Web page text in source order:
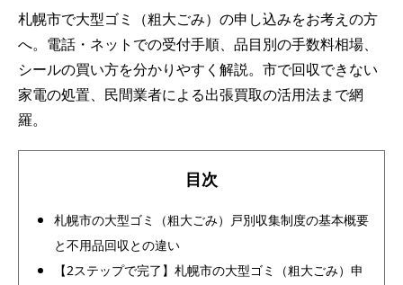
札幌市で大型ゴミ（粗大ごみ）の申し込みをお考えの方
へ。電話・ネットでの受付手順、品目別の手数料相場、
シールの買い方を分かりやすく解説。市で回収できない
家電の処置、民間業者による出張買取の活用法まで網
羅。
目次
札幌市の大型ゴミ（粗大ごみ）戸別収集制度の基本概要
と不用品回収との違い
【2ステップで完了】札幌市の大型ゴミ（粗大ごみ）申